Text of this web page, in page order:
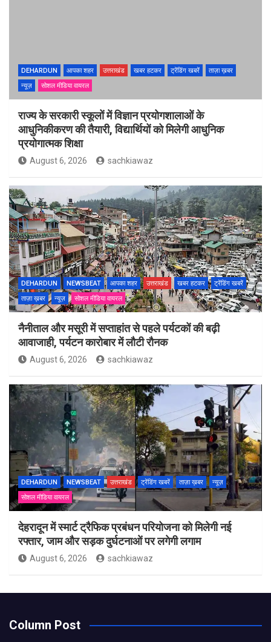
DEHARDUN आपका शहर उत्तराखंड खबर हटकर ट्रेंडिंग खबरें
ताज़ा ख़बर
न्यूज़
सोशल मीडिया वायरल
राज्य के सरकारी स्कूलों में विज्ञान प्रयोगशालाओं के
आधुनिकीकरण की तैयारी, विद्यार्थियों को मिलेगी आधुनिक
प्रयोगात्मक शिक्षा
August 6, 2026 sachkiawaz
DEHARDUN NEWSBEAT आपका शहर उत्तराखंड खबर हटकर
ट्रेंडिंग खबरें
ताज़ा ख़बर
न्यूज़ सोशल मीडिया वायरल
नैनीताल और मसूरी में सप्ताहांत से पहले पर्यटकों की बढ़ी
आवाजाही, पर्यटन कारोबार में लौटी रौनक
August 6, 2026 sachkiawaz
DEHARDUN NEWSBEAT उत्तराखंड ट्रेंडिंग खबरें ताज़ा ख़बर
न्यूज़
सोशल मीडिया वायरल
देहरादून में स्मार्ट ट्रैफिक प्रबंधन परियोजना को मिलेगी नई
रफ्तार, जाम और सड़क दुर्घटनाओं पर लगेगी लगाम
August 6, 2026 sachkiawaz
Column Post